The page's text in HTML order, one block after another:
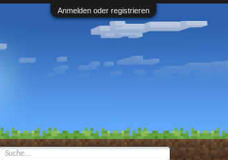
Anmelden oder registrieren